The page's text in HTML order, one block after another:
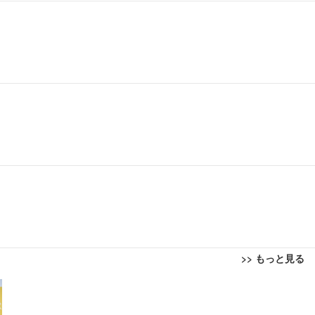
>> もっと見る
面昇降 強化ナイロン樹脂ベース 通気性メッシュ 在宅ワーク H-WY01